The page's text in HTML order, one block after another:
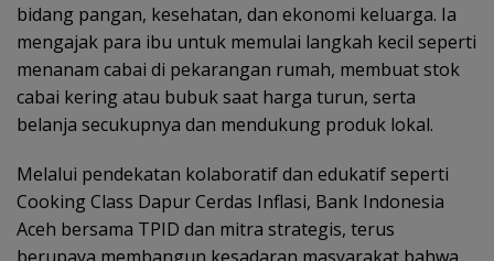
bidang pangan, kesehatan, dan ekonomi keluarga. Ia
mengajak para ibu untuk memulai langkah kecil seperti
menanam cabai di pekarangan rumah, membuat stok
cabai kering atau bubuk saat harga turun, serta
belanja secukupnya dan mendukung produk lokal.
Melalui pendekatan kolaboratif dan edukatif seperti
Cooking Class Dapur Cerdas Inflasi, Bank Indonesia
Aceh bersama TPID dan mitra strategis, terus